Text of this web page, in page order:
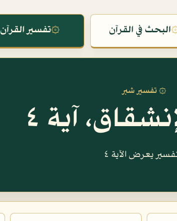
البحث في القرآن ۞تفسير القرآن
۞ تفسير شبر
آية ٤
يعرض الآية ٤